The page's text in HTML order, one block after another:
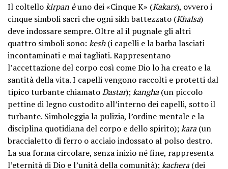
Il coltellokirpan èuno dei «Cinque K» (Kakars), ovvero i
cinque simboli sacri che ogni sikh battezzato (Khalsa)
deve indossare sempre. Oltre al il pugnale gli altri
quattro simboli sono: kesh(i capelli e la barba lasciati
incontaminati e mai tagliati. Rappresentano
l’accettazione del corpo così come Dio lo ha creato e la
santità della vita. I capelli vengono raccolti e protetti dal
tipico turbante chiamatoDastar);kangha(un piccolo
pettine di legno custodito all’interno dei capelli, sotto il
turbante. Simboleggia la pulizia, l’ordine mentale e la
disciplina quotidiana del corpo e dello spirito);kara(un
braccialetto di ferro o acciaio indossato al polso destro.
La sua forma circolare, senza inizio né fine, rappresenta
l’eternità di Dio e l’unità della comunità);kachera(dei